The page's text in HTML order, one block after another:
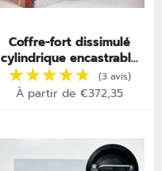
Coffre-fort dissimulé
cylindrique encastrable
dans mur – Cache murale
secrète
À partir de €372,35